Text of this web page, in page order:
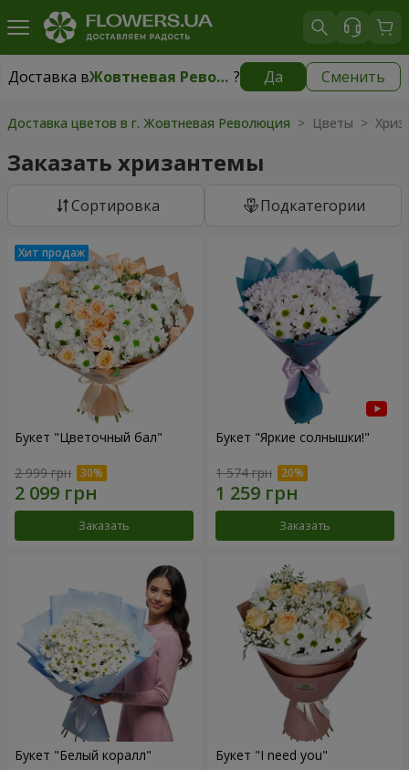
Доставка в Жовтневая Революция ? Да Сменить
Доставка вЖовтневая Революция |бесплатно
Доставка цветов в г. Жовтневая Революция > Цветы >
Заказать хризантемы
Cортировка Подкатегории
Букет "Цветочный бал"
2 999 грн
Заказать
Букет "Яркие солнышки!"
1 574 грн
Заказать
Букет "Белый коралл" Букет "I need you"